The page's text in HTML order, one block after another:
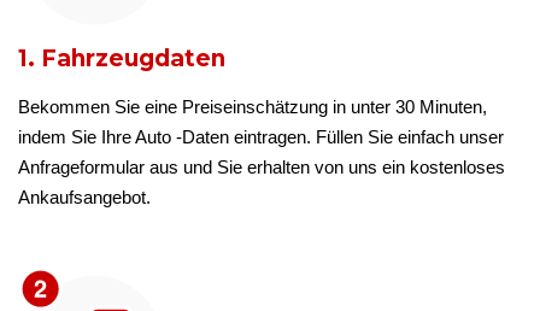
1. Fahrzeugdaten
Bekommen Sie eine Preiseinschätzung in unter 30 Minuten,
indem Sie Ihre Auto -Daten eintragen. Füllen Sie einfach unser
Anfrageformular aus und Sie erhalten von uns ein kostenloses
Ankaufsangebot.